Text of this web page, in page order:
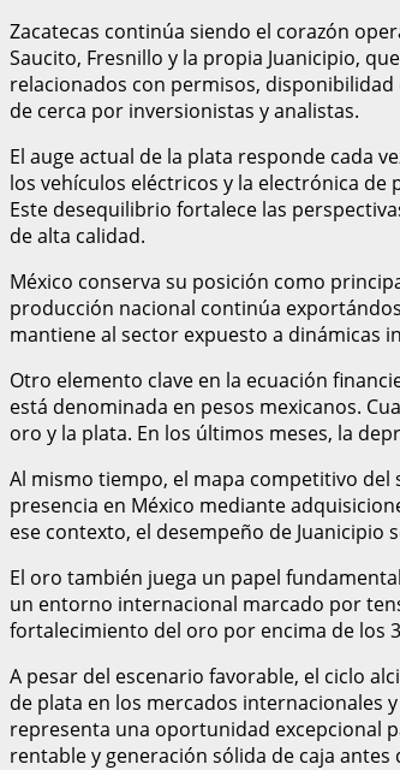
Zacatecas continúa siendo el corazón
Saucito, Fresnillo y la propia Juanicipio,
relacionados con permisos,
de cerca por inversionistas y analistas.
El auge actual de la plata responde cada
los vehículos eléctricos y la electrónica
Este desequilibrio fortalece las
de alta calidad.
México conserva su posición como
producción nacional continúa
mantiene al sector expuesto a dinámicas
Otro elemento clave en la ecuación
está denominada en pesos mexicanos.
oro y la plata. En los últimos meses, la
Al mismo tiempo, el mapa competitivo del
presencia en México mediante
ese contexto, el desempeño de
El oro también juega un papel
un entorno internacional marcado por
fortalecimiento del oro por encima de los
A pesar del escenario favorable, el ciclo
de plata en los mercados internacionales
representa una oportunidad excepcional
rentable y generación sólida de caja